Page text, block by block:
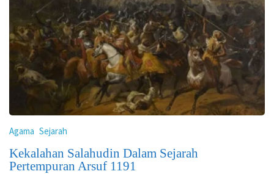
Agama Sejarah
Kekalahan Salahudin Dalam Sejarah
Pertempuran Arsuf 1191